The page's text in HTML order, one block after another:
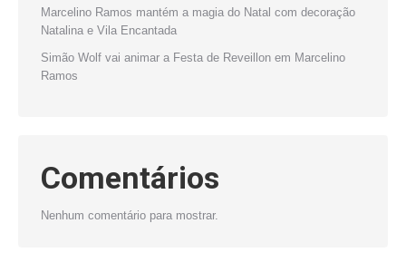
Marcelino Ramos mantém a magia do Natal com decoração
Natalina e Vila Encantada
Simão Wolf vai animar a Festa de Reveillon em Marcelino
Ramos
Comentários
Nenhum comentário para mostrar.